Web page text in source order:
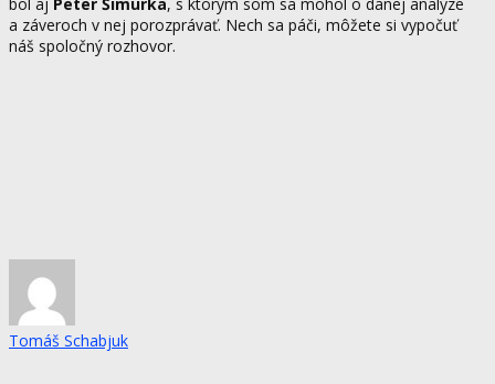
a záveroch v nej porozprávať. Nech sa páči, môžete si vypočuť
náš spoločný rozhovor.
Tomáš Schabjuk